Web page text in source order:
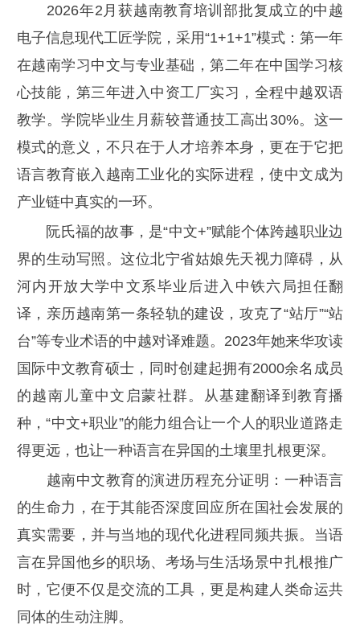
2026年2月获越南教育培训部批复成立的中越
电子信息现代工匠学院，采用“1+1+1”模式：第一年
在越南学习中文与专业基础，第二年在中国学习核
心技能，第三年进入中资工厂实习，全程中越双语
教学。学院毕业生月薪较普通技工高出30%。这一
模式的意义，不只在于人才培养本身，更在于它把
语言教育嵌入越南工业化的实际进程，使中文成为
产业链中真实的一环。
阮氏福的故事，是“中文+”赋能个体跨越职业边
界的生动写照。这位北宁省姑娘先天视力障碍，从
河内开放大学中文系毕业后进入中铁六局担任翻
译，亲历越南第一条轻轨的建设，攻克了“站厅”“站
台”等专业术语的中越对译难题。2023年她来华攻读
国际中文教育硕士，同时创建起拥有2000余名成员
的越南儿童中文启蒙社群。从基建翻译到教育播
种，“中文+职业”的能力组合让一个人的职业道路走
得更远，也让一种语言在异国的土壤里扎根更深。
越南中文教育的演进历程充分证明：一种语言
的生命力，在于其能否深度回应所在国社会发展的
真实需要，并与当地的现代化进程同频共振。当语
言在异国他乡的职场、考场与生活场景中扎根推广
时，它便不仅是交流的工具，更是构建人类命运共
同体的生动注脚。